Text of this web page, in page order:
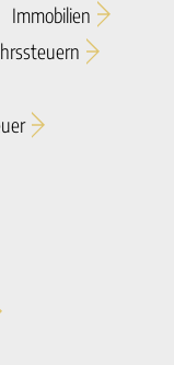
Immobilien